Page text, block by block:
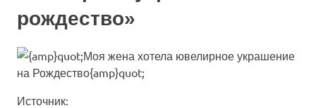
рождество»
Источник: